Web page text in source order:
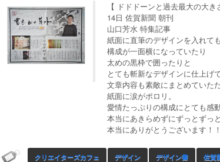
【 ドドドーンと過去最大の大
14日 佐賀新聞 朝刊
山口芳水 特集記事
紙面に直筆のデザインを入れて
構成が一面横になっていたり
太めの黒枠で囲ったりと
とても斬新なデザインに仕上げ
文章内容も素敵にまとめていた
紙面に涙がポロリ。
愛情たっぷりの構成にとても感
本当にあきらめずにずっとずっ
本当にありがとうございます！
クリエイターズカフェ デザイン デザイン書 佐賀